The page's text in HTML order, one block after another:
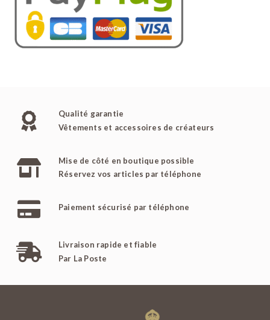
Qualité garantie
Vêtements et accessoires de créateurs
Mise de côté en boutique possible
Réservez vos articles par téléphone
Paiement sécurisé par téléphone
Livraison rapide et fiable
Par La Poste